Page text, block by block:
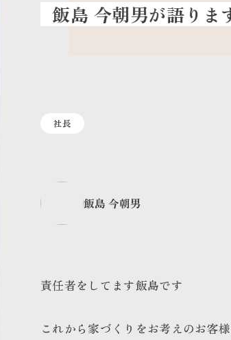
社長
飯島 今朝男
責任者をしてます飯島です
これから家づくりをお考えのお客